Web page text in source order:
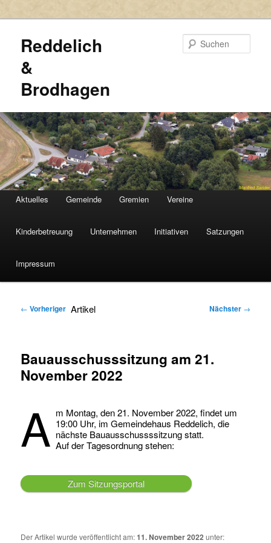
Reddelich
&
Brodhagen
HAUPTMENÜ
Zum
primären
Inhalt
Zum
sekundären
Inhalt
Aktuelles Gemeinde Gremien Vereine
Kinderbetreuung Unternehmen Initiativen Satzungen
Impressum
Artikel
← Vorheriger Nächster →
Bauausschusssitzung am 21.
November 2022
A m Montag, den 21. November 2022, findet um
19:00 Uhr, im Gemeindehaus Reddelich, die
nächste Bauausschussssitzung statt.
Auf der Tagesordnung stehen:
Zum Sitzungsportal
Der Artikel wurde veröffentlicht am:11. November 2022 unter: